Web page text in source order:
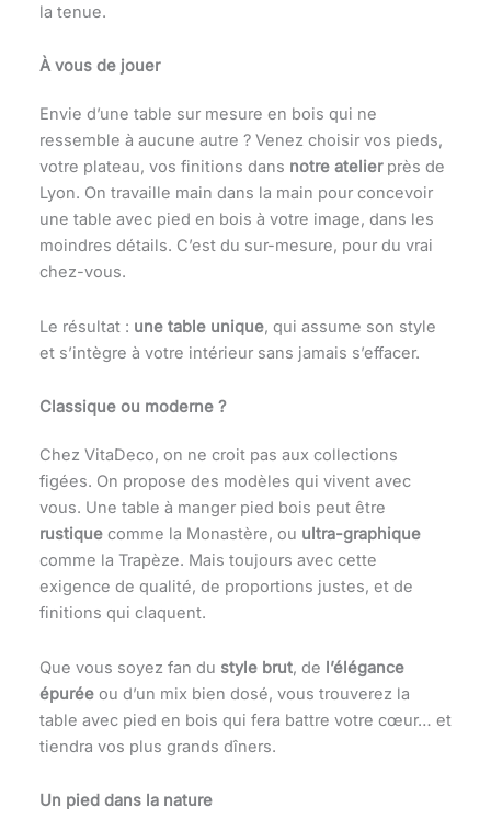
la tenue.
À vous de jouer
Envie d’une table sur mesure en bois qui ne
ressemble à aucune autre ? Venez choisir vos pieds,
votre plateau, vos finitions dans notre atelierprès de
Lyon. On travaille main dans la main pour concevoir
une table avec pied en bois à votre image, dans les
moindres détails. C’est du sur-mesure, pour du vrai
chez-vous.
Le résultat : une table unique, qui assume son style
et s’intègre à votre intérieur sans jamais s’effacer.
Classique ou moderne ?
Chez VitaDeco, on ne croit pas aux collections
figées. On propose des modèles qui vivent avec
vous. Une table à manger pied bois peut être
rustiquecomme la Monastère, ou ultra-graphique
comme la Trapèze. Mais toujours avec cette
exigence de qualité, de proportions justes, et de
finitions qui claquent.
Que vous soyez fan du style brut, de l’élégance
épuréeou d’un mix bien dosé, vous trouverez la
table avec pied en bois qui fera battre votre cœur… et
tiendra vos plus grands dîners.
Un pied dans la nature